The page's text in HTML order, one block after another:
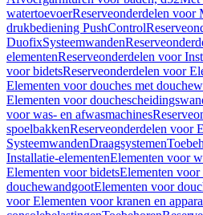
watertoevoerReserveonderdelen voor
drukbediening PushControl
DuofixSysteemwanden
elementenReserveonderdelen voor
voor bidetsReserveonderdelen voor
Elementen voor douches met
Elementen voor
voor was- en afwasmachines
spoelbakkenReserveonderdelen voor
SysteemwandenDraagsystemen
Installatie-elementenElementen voor
Elementen voor bidetsElementen
douchewandgootElementen voor
voor Elementen voor kranen en